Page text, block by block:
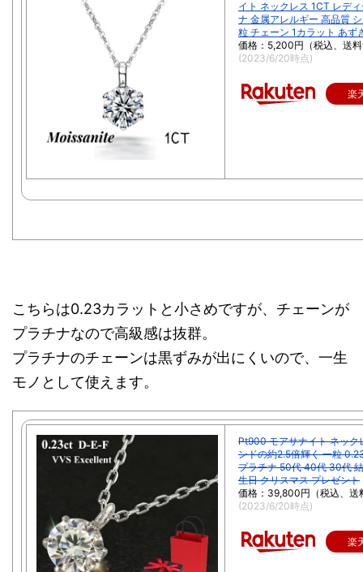
イト ネックレス 1CT レデ
ナ 金属アレルギー 高品質
粒 チェーン 1カラット あず
価格：5,200円（税込、送
(2023/6/20時点)
楽
こちらは0.23カラットと小さめですが、チェーンが
プラチナなので高級感は抜群。
プラチナのチェーンは黒ずみが出にくいので、一生
モノとして使えます。
Pt900 モアサナイト ネック
ンドの約2.5倍輝く 一粒
プラチナ 50代 40代 30代
生日 クリスマス プレゼント
価格：39,800円（税込、送
(2023/6/20時点)
楽